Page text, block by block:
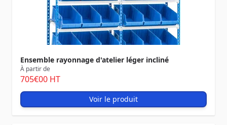
Ensemble rayonnage d'atelier léger incliné
À partir de
705€00 HT
Voir le produit